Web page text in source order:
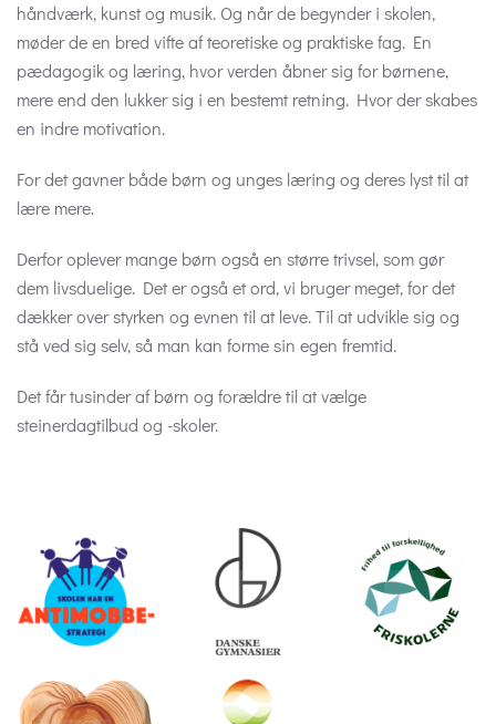
håndværk, kunst og musik. Og når de begynder i skolen,
møder de en bred vifte af teoretiske og praktiske fag. En
pædagogik og læring, hvor verden åbner sig for børnene,
mere end den lukker sig i en bestemt retning. Hvor der skabes
en indre motivation.
For det gavner både børn og unges læring og deres lyst til at
lære mere.
Derfor oplever mange børn også en større trivsel, som gør
dem livsduelige. Det er også et ord, vi bruger meget, for det
dækker over styrken og evnen til at leve. Til at udvikle sig og
stå ved sig selv, så man kan forme sin egen fremtid.
Det får tusinder af børn og forældre til at vælge
steinerdagtilbud og -skoler.
. .